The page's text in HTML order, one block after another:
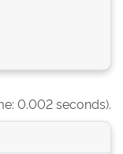
0.002 seconds).